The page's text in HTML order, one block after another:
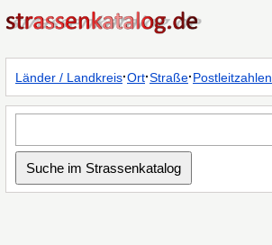
Länder / Landkreis·Ort·Straße·Postleitzahlen